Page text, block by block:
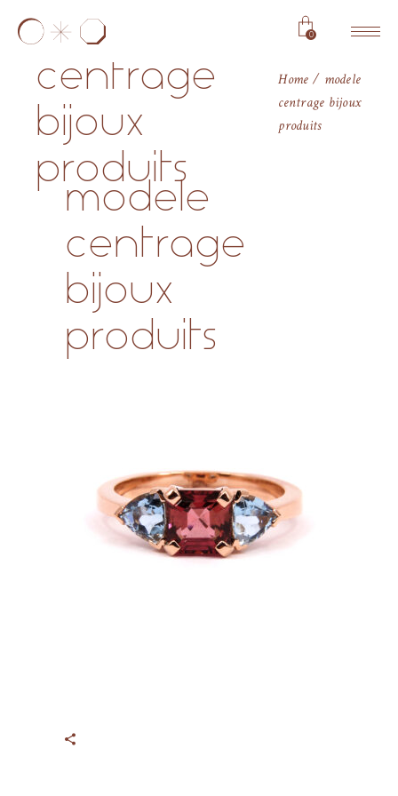
0
modele
centrage
bijoux
produits
Home
modele
centrage bijoux
produits
modele
centrage
bijoux
produits